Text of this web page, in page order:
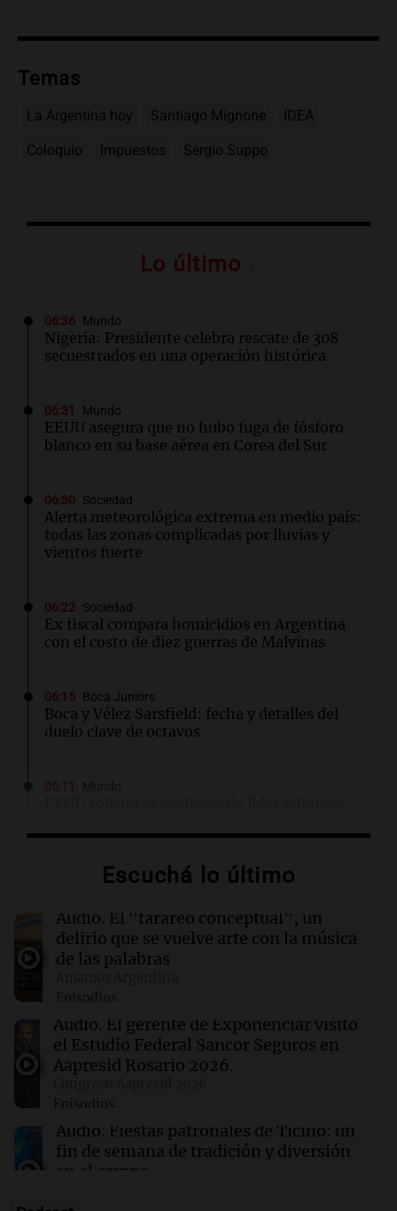
Temas
La Argentina hoy Santiago Mignone IDEA
Coloquio Impuestos Sergio Suppo
Lo último
06:36 Mundo
Nigeria: Presidente celebra rescate de 308
secuestrados en una operación histórica
06:31 Mundo
EEUU asegura que no hubo fuga de fósforo
blanco en su base aérea en Corea del Sur
06:30 Sociedad
Alerta meteorológica extrema en medio país:
todas las zonas complicadas por lluvias y
vientos fuerte
06:22 Sociedad
Ex fiscal compara homicidios en Argentina
con el costo de diez guerras de Malvinas
06:15 Boca Juniors
Boca y Vélez Sarsfield: fecha y detalles del
duelo clave de octavos
Mundo
epicentro del brote de ébola en Congo por
salarios impagos
Acuerdo entre Irán y Omán, bajas israelíes en
Líbano y otros eventos en Oriente Medio
06:03 Tecnología
de visas de OpenAI para empleados
extranjeros
Escuchá lo último
Audio. El "tarareo conceptual", un
delirio que se vuelve arte con la música
de las palabras
Episodios
Audio. El gerente de Exponenciar visitó
el Estudio Federal Sancor Seguros en
Aapresid Rosario 2026.
Episodios
Audio. Fiestas patronales de Ticino: un
fin de semana de tradición y diversión
en el campo